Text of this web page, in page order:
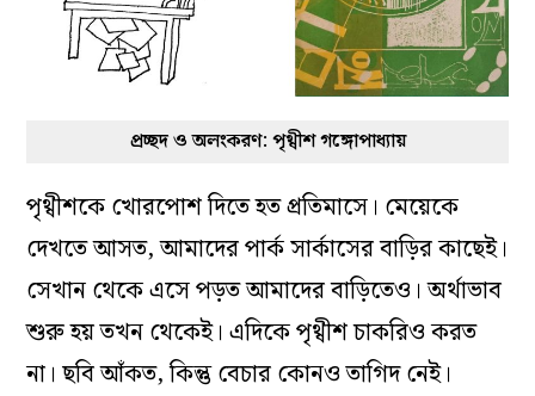
প্রচ্ছদ ও অলংকরণ: পৃথ্বীশ গঙ্গোপাধ্যায়
পৃথ্বীশকে খোরপোশ দিতে হত প্রতিমাসে। মেয়েকে
দেখতে আসত, আমাদের পার্ক সার্কাসের বাড়ির কাছেই।
সেখান থেকে এসে পড়ত আমাদের বাড়িতেও। অর্থাভাব
শুরু হয় তখন থেকেই। এদিকে পৃথ্বীশ চাকরিও করত
না। ছবি আঁকত, কিন্তু বেচার কোনও তাগিদ নেই।